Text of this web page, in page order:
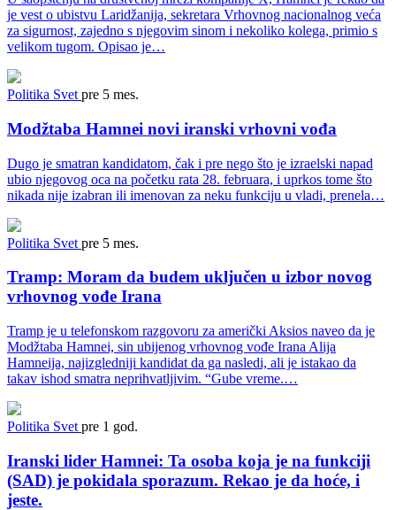
je vest o ubistvu Laridžanija, sekretara Vrhovnog nacionalnog veća
za sigurnost, zajedno s njegovim sinom i nekoliko kolega, primio s
velikom tugom. Opisao je…
Politika Svet pre 5 mes.
Modžtaba Hamnei novi iranski vrhovni vođa
Dugo je smatran kandidatom, čak i pre nego što je izraelski napad
ubio njegovog oca na početku rata 28. februara, i uprkos tome što
nikada nije izabran ili imenovan za neku funkciju u vladi, prenela…
Politika Svet pre 5 mes.
Tramp: Moram da budem uključen u izbor novog
vrhovnog vođe Irana
Tramp je u telefonskom razgovoru za američki Aksios naveo da je
Modžtaba Hamnei, sin ubijenog vrhovnog vođe Irana Alija
Hamneija, najizgledniji kandidat da ga nasledi, ali je istakao da
takav ishod smatra neprihvatljivim. “Gube vreme.…
Politika Svet pre 1 god.
Iranski lider Hamnei: Ta osoba koja je na funkciji
(SAD) je pokidala sporazum. Rekao je da hoće, i
jeste.